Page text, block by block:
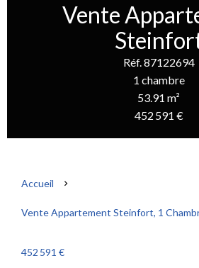
Vente
Réf. 87122694
1 chambre
53.91 m²
452 591 €
Accueil
Vente Appartement Steinfort, 1
452 591 €